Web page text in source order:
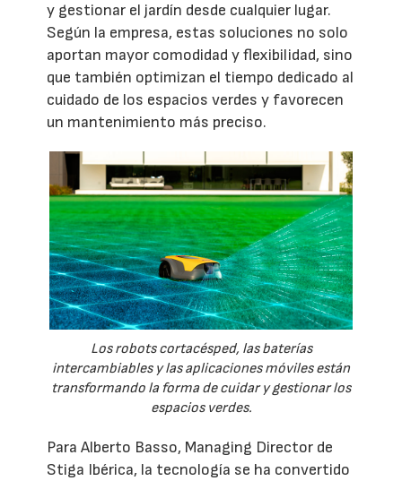
y gestionar el jardín desde cualquier lugar.
Según la empresa, estas soluciones no solo
aportan mayor comodidad y flexibilidad, sino
que también optimizan el tiempo dedicado al
cuidado de los espacios verdes y favorecen
un mantenimiento más preciso.
Los robots cortacésped, las baterías
intercambiables y las aplicaciones móviles están
transformando la forma de cuidar y gestionar los
espacios verdes.
Para Alberto Basso, Managing Director de
Stiga Ibérica, la tecnología se ha convertido